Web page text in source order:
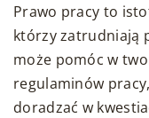
Prawo pracy to
którzy zatrudniają
może pomóc w
regulaminów
doradzać w